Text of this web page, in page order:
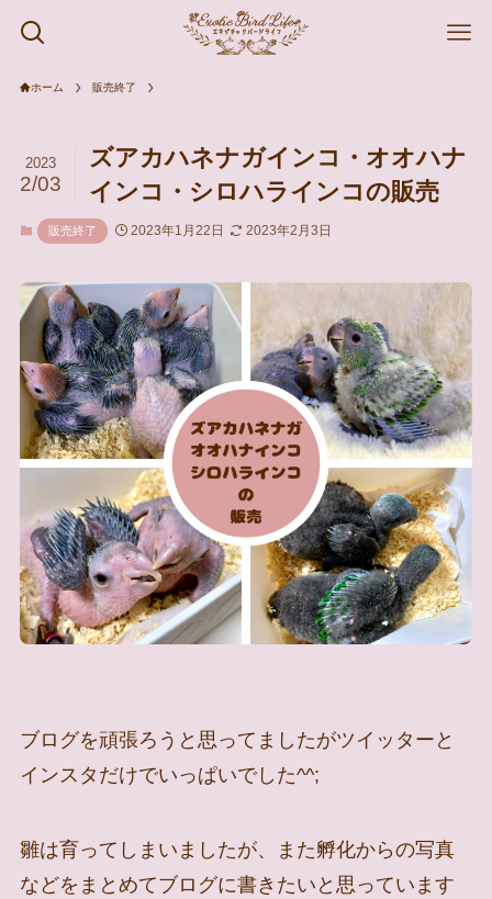
ホーム 販売終了
ズアカハネナガインコ・オオハナ
インコ・シロハラインコの販売
2023
2/03
販売終了 2023年1月22日 2023年2月3日
ブログを頑張ろうと思ってましたがツイッターと
インスタだけでいっぱいでした^^;
雛は育ってしまいましたが、また孵化からの写真
などをまとめてブログに書きたいと思っています